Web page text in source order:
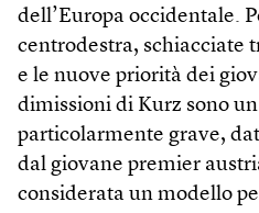
dell’Europa occidentale.
centrodestra, schiacciate
e le nuove priorità dei
dimissioni di Kurz sono
particolarmente grave,
dal giovane premier
considerata un modello